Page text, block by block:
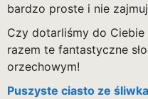
bardzo proste i nie
Czy dotarliśmy do
razem te fantastyczne
orzechowym!
Puszyste ciasto ze